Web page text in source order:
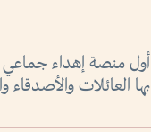
أول منصة إهداء جماعي
بها العائلات والأصدقاء